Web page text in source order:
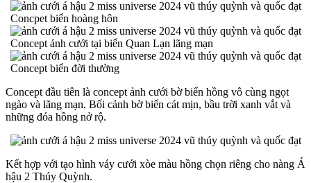
Concpet biển hoàng hôn
Concept ảnh cưới tại biển Quan Lạn lãng mạn
Concept biển đời thường
Concept đầu tiên là concept ảnh cưới bờ biển hồng vô cùng ngọt
ngào và lãng mạn. Bối cảnh bờ biển cát mịn, bầu trời xanh vắt và
những đóa hồng nở rộ.
Kết hợp với tạo hình váy cưới xòe màu hồng chọn riêng cho nàng Á
hậu 2 Thúy Quỳnh.